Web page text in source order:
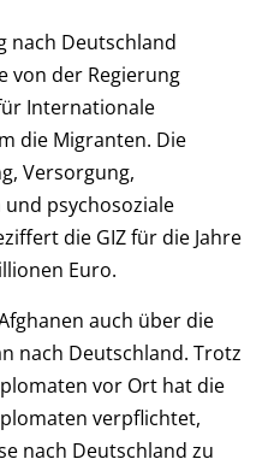
nach Deutschland
von der Regierung
Internationale
die Migranten. Die
Versorgung,
psychosoziale
die GIZ für die Jahre
Euro.
auch über die
nach Deutschland. Trotz
vor Ort hat die
verpflichtet,
nach Deutschland zu